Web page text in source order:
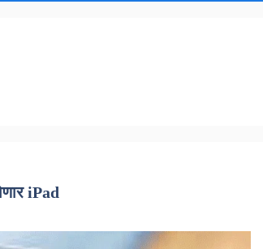
iPad